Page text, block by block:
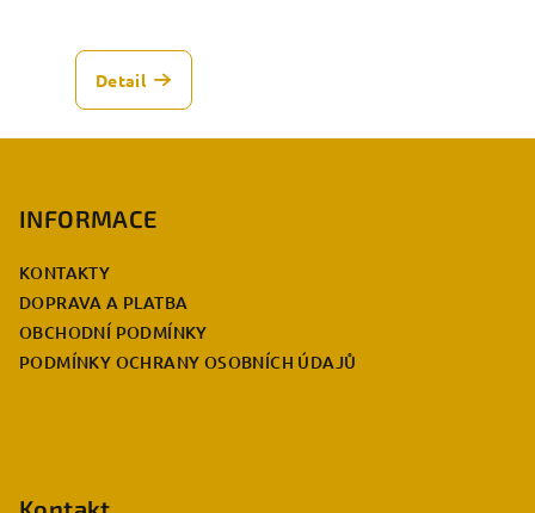
Detail
INFORMACE
KONTAKTY
DOPRAVA A PLATBA
OBCHODNÍ PODMÍNKY
PODMÍNKY OCHRANY OSOBNÍCH ÚDAJŮ